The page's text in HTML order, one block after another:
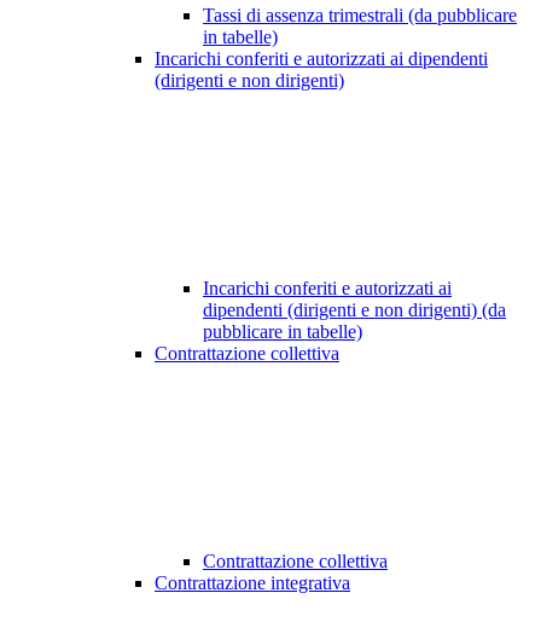
Tassi di assenza trimestrali (da pubblicare
in tabelle)
Incarichi conferiti e autorizzati ai dipendenti
(dirigenti e non dirigenti)
Incarichi conferiti e autorizzati ai
dipendenti (dirigenti e non dirigenti) (da
pubblicare in tabelle)
Contrattazione collettiva
Contrattazione collettiva
Contrattazione integrativa